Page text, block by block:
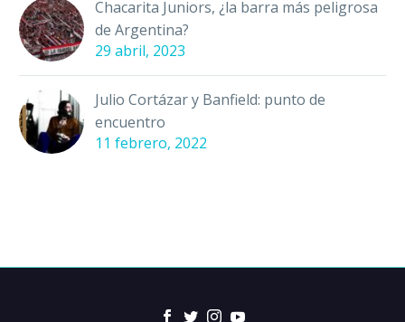
Chacarita Juniors, ¿la barra más peligrosa
de Argentina?
29 abril, 2023
Julio Cortázar y Banfield: punto de
encuentro
11 febrero, 2022